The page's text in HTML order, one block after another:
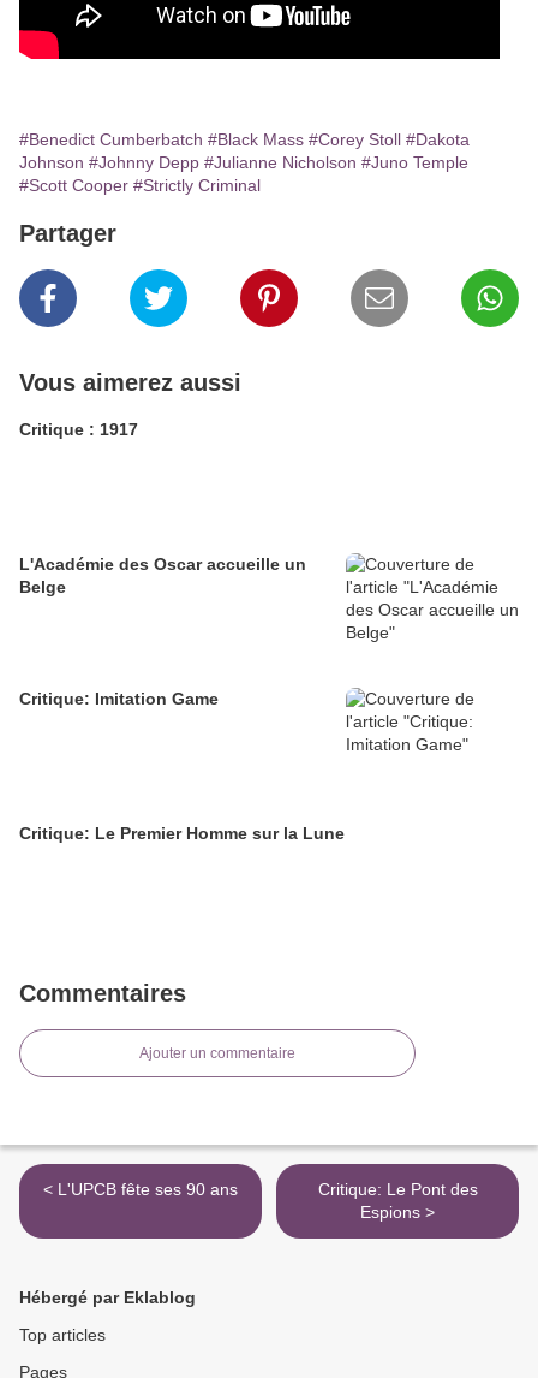
#Benedict Cumberbatch #Black Mass #Corey Stoll #Dakota
Johnson #Johnny Depp #Julianne Nicholson #Juno Temple
#Scott Cooper #Strictly Criminal
Partager
Vous aimerez aussi
Critique : 1917
L'Académie des Oscar accueille un
Belge
Critique: Imitation Game
Critique: Le Premier Homme sur la Lune
Commentaires
Ajouter un commentaire
< L'UPCB fête ses 90 ans
Critique: Le Pont des
Espions >
Hébergé par Eklablog
Top articles
Pages